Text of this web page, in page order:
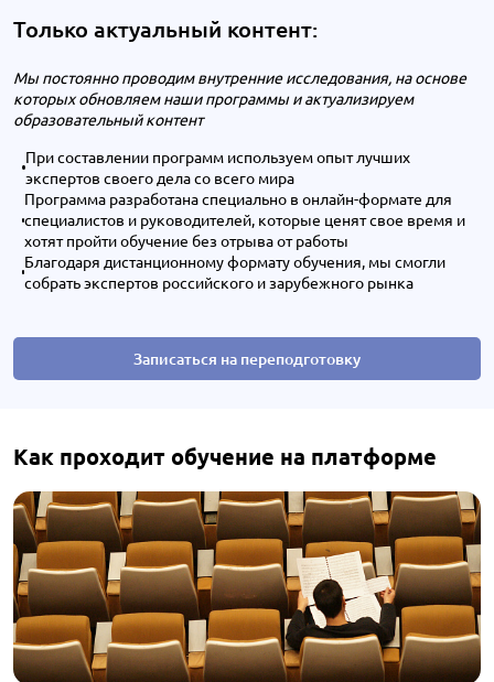
Только актуальный контент:
Мы постоянно проводим внутренние исследования, на основе
которых обновляем наши программы и актуализируем
образовательный контент
При составлении программ используем опыт лучших
экспертов своего дела со всего мира
Программа разработана специально в онлайн-формате для
специалистов и руководителей, которые ценят свое время и
хотят пройти обучение без отрыва от работы
Благодаря дистанционному формату обучения, мы смогли
собрать экспертов российского и зарубежного рынка
Записаться на переподготовку
Как проходит обучение на платформе